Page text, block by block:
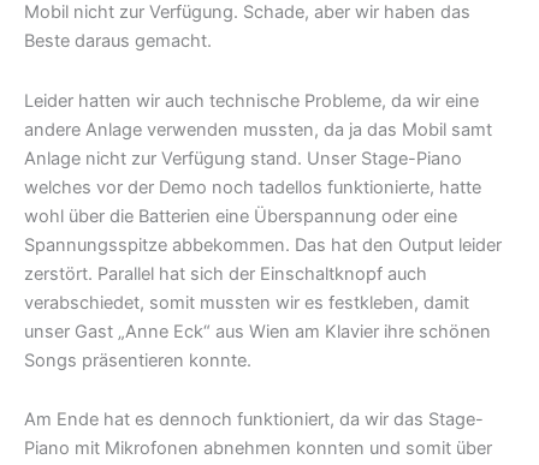
Mobil nicht zur Verfügung. Schade, aber wir haben das
Beste daraus gemacht.
Leider hatten wir auch technische Probleme, da wir eine
andere Anlage verwenden mussten, da ja das Mobil samt
Anlage nicht zur Verfügung stand. Unser Stage-Piano
welches vor der Demo noch tadellos funktionierte, hatte
wohl über die Batterien eine Überspannung oder eine
Spannungsspitze abbekommen. Das hat den Output leider
zerstört. Parallel hat sich der Einschaltknopf auch
verabschiedet, somit mussten wir es festkleben, damit
unser Gast „Anne Eck“ aus Wien am Klavier ihre schönen
Songs präsentieren konnte.
Am Ende hat es dennoch funktioniert, da wir das Stage-
Piano mit Mikrofonen abnehmen konnten und somit über